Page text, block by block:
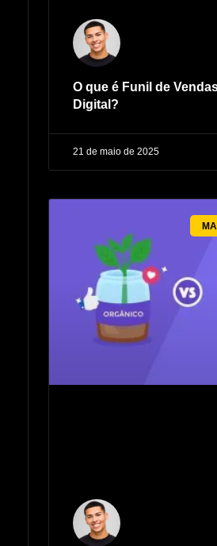
O que é Funil de
Digital?
21 de maio de 2025